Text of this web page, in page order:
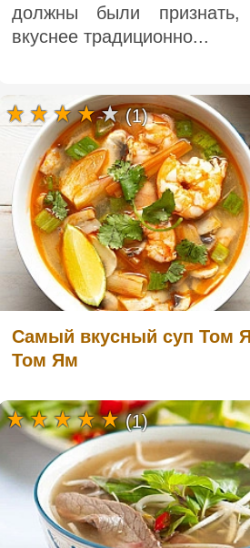
должны были
вкуснее традиционно...
Самый вкусный суп Том
Том Ям
(1)
(1)